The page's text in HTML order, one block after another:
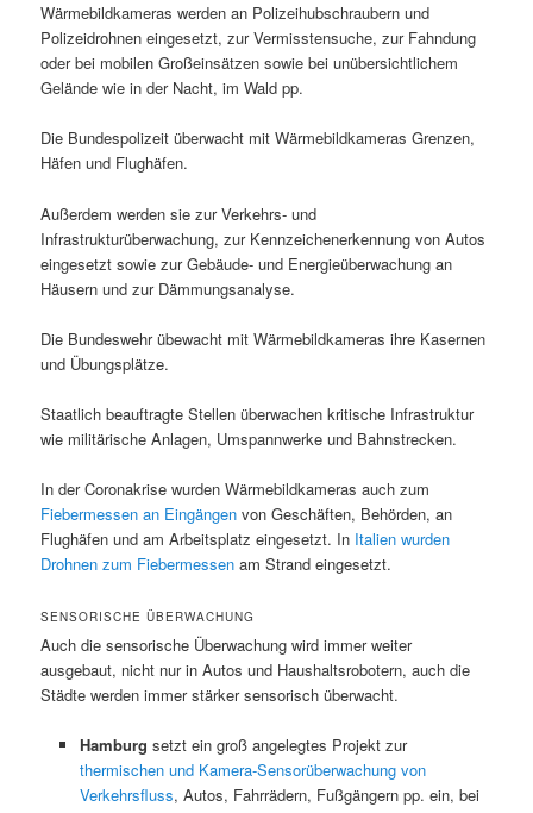
Wärmebildkameras werden an Polizeihubschraubern und
Polizeidrohnen eingesetzt, zur Vermisstensuche, zur Fahndung
oder bei mobilen Großeinsätzen sowie bei unübersichtlichem
Gelände wie in der Nacht, im Wald pp.
Die Bundespolizeit überwacht mit Wärmebildkameras Grenzen,
Häfen und Flughäfen.
Außerdem werden sie zur Verkehrs- und
Infrastrukturüberwachung, zur Kennzeichenerkennung von Autos
eingesetzt sowie zur Gebäude- und Energieüberwachung an
Häusern und zur Dämmungsanalyse.
Die Bundeswehr übewacht mit Wärmebildkameras ihre Kasernen
und Übungsplätze.
Staatlich beauftragte Stellen überwachen kritische Infrastruktur
wie militärische Anlagen, Umspannwerke und Bahnstrecken.
In der Coronakrise wurden Wärmebildkameras auch zum
Fiebermessen an Eingängen von Geschäften, Behörden, an
Flughäfen und am Arbeitsplatz eingesetzt. In Italien wurden
Drohnen zum Fiebermessen am Strand eingesetzt.
SENSORISCHE ÜBERWACHUNG
Auch die sensorische Überwachung wird immer weiter
ausgebaut, nicht nur in Autos und Haushaltsrobotern, auch die
Städte werden immer stärker sensorisch überwacht.
Hamburg setzt ein groß angelegtes Projekt zur
thermischen und Kamera-Sensorüberwachung von
Verkehrsfluss, Autos, Fahrrädern, Fußgängern pp. ein, bei